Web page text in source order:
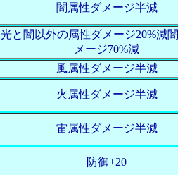
闇属性ダメージ半減
光と闇以外の属性ダメージ20%減
メージ70%減
風属性ダメージ半減
火属性ダメージ半減
雷属性ダメージ半減
防御+20